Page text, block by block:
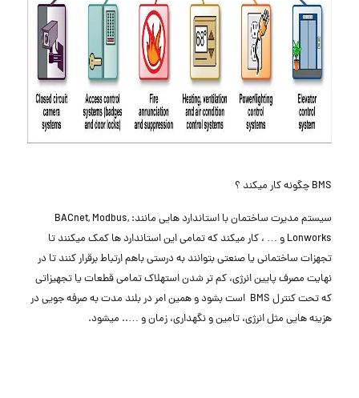
BMS چگونه کار میکند ؟
سیستم مدیرت ساختمان با استاندارد هایی مانند: BACnet, Modbus,
Lonworks و … ، کار میکند که تمامی این استاندارد ها کمک میکنند تا
تجهزات ساختمانی یا صنعتی بتوانند به درستی باهم ارتباط برقرار کنند تا در
نهایت مصرف پایین انرژی، کم تر شدن استهلاک تمامی قطعات یا تجهیزاتی
که تحت کنترل BMS است بشود و همین امر در بلند مدت به صرفه جویی در
هزینه هایی مثل انرژی، تامین و نگهداری، زمان و ….. میشود.